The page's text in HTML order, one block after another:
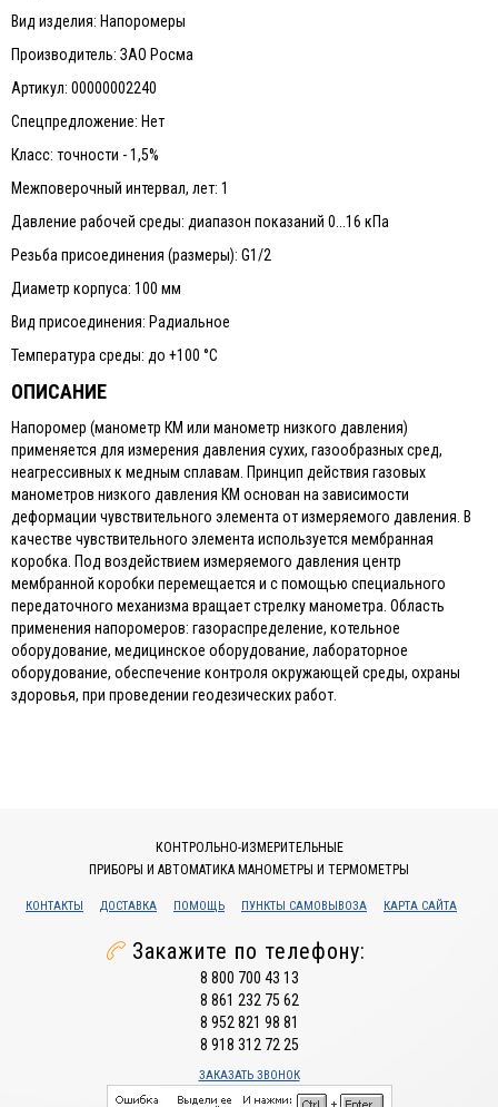
Вид изделия: Напоромеры
Производитель: ЗАО Росма
Артикул: 00000002240
Спецпредложение: Нет
Класс: точности - 1,5%
Межповерочный интервал, лет: 1
Давление рабочей среды: диапазон показаний 0...16 кПа
Резьба присоединения (размеры): G1/2
Диаметр корпуса: 100 мм
Вид присоединения: Радиальное
Температура среды: до +100 °C
ОПИСАНИЕ
Напоромер (манометр КМ или манометр низкого давления)
применяется для измерения давления сухих, газообразных сред,
неагрессивных к медным сплавам. Принцип действия газовых
манометров низкого давления КМ основан на зависимости
деформации чувствительного элемента от измеряемого давления. В
качестве чувствительного элемента используется мембранная
коробка. Под воздействием измеряемого давления центр
мембранной коробки перемещается и с помощью специального
передаточного механизма вращает стрелку манометра. Область
применения напоромеров: газораспределение, котельное
оборудование, медицинское оборудование, лабораторное
оборудование, обеспечение контроля окружающей среды, охраны
здоровья, при проведении геодезических работ.
КОНТРОЛЬНО-ИЗМЕРИТЕЛЬНЫЕ
ПРИБОРЫ И АВТОМАТИКА МАНОМЕТРЫ И ТЕРМОМЕТРЫ
КОНТАКТЫ ДОСТАВКА ПОМОЩЬ ПУНКТЫ САМОВЫВОЗА КАРТА САЙТА
Закажите по телефону:
8 800 700 43 13
8 861 232 75 62
8 952 821 98 81
8 918 312 72 25
ЗАКАЗАТЬ ЗВОНОК